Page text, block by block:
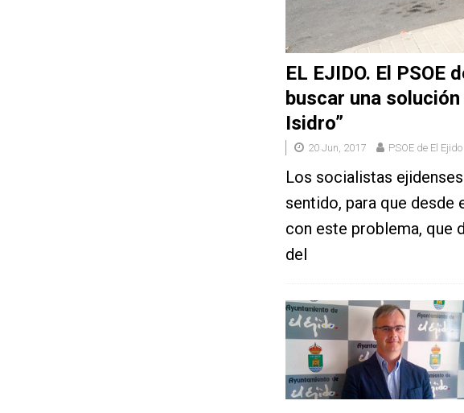
EL EJIDO. El PSOE
buscar una
Isidro”
20 Jun, 2017 PSOE de El Ejido
Los socialistas
sentido, para que desde
con este problema, que
del